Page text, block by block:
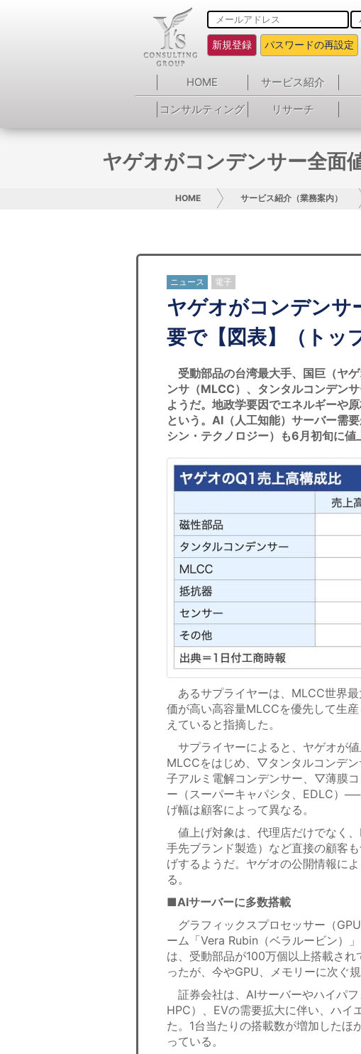
新規登録 パスワードの再設定
HOME サービス紹介
コンサルティング
リサーチ
ヤゲオがコンデンサー全面
HOME サービス紹介（業務案内）
ニュース 電子
ヤゲオがコンデンサ
要で【図表】（トッ
受動部品の台湾最大手、国巨（ヤ
ンサ（MLCC）、タンタルコンデン
ようだ。地政学要因でエネルギーや
という。AI（人工知能）サーバー需
シン・テクノロジー）も6月初旬に値
あるサプライヤーは、MLCC世界
価が高い高容量MLCCを優先して生
えていると指摘した。
サプライヤーによると、ヤゲオが
MLCCをはじめ、▽タンタルコンデ
子アルミ電解コンデンサー、▽薄膜
ー（スーパーキャパシタ、EDLC）
げ幅は顧客によって異なる。
値上げ対象は、代理店だけでなく
手先ブランド製造）など直接の顧客
げするようだ。ヤゲオの公開情報に
る。
■AIサーバーに多数搭載
グラフィックスプロセッサー（
ーム「Vera Rubin（ベラルービン）
は、受動部品が100万個以上搭載さ
ったが、今やGPU、メモリーに次ぐ規
証券会社は、AIサーバーやハイパフ
HPC）、EVの需要拡大に伴い、ハイ
た。1台当たりの搭載数が増加したほ
っている。